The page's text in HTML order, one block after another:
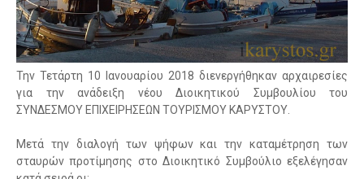
Την Τετάρτη 10 Ιανουαρίου 2018 διενεργήθηκαν αρχαιρεσίες
για την ανάδειξη νέου Διοικητικού Συμβουλίου του
ΣΥΝΔΕΣΜΟΥ ΕΠΙΧΕΙΡΗΣΕΩΝ ΤΟΥΡΙΣΜΟΥ ΚΑΡΥΣΤΟΥ.
Μετά την διαλογή των ψήφων και την καταμέτρηση των
σταυρών προτίμησης στο Διοικητικό Συμβούλιο εξελέγησαν